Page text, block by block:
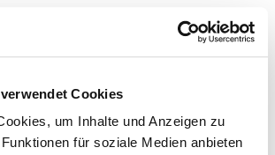
Cookies
um Inhalte und Anzeigen zu
für soziale Medien anbieten